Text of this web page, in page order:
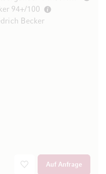
94+/100
Becker
Auf Anfrage